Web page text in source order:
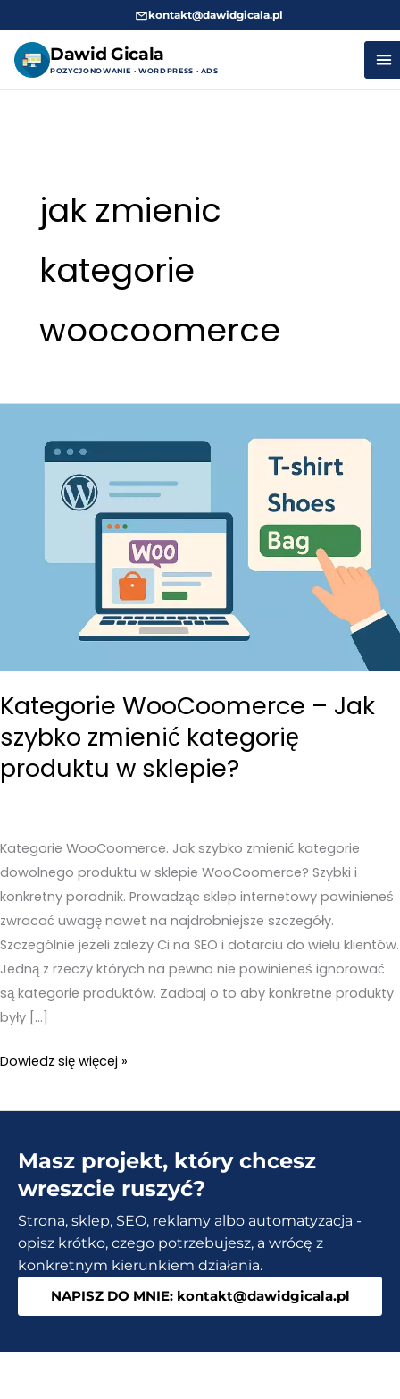
kontakt@dawidgicala.pl
Dawid Gicala
POZYCJONOWANIE · WORDPRESS · ADS
jak zmienic
kategorie
woocoomerce
Kategorie WooCoomerce – Jak
szybko zmienić kategorię
produktu w sklepie?
Kategorie WooCoomerce. Jak szybko zmienić kategorie
dowolnego produktu w sklepie WooCoomerce? Szybki i
konkretny poradnik. Prowadząc sklep internetowy powinieneś
zwracać uwagę nawet na najdrobniejsze szczegóły.
Szczególnie jeżeli zależy Ci na SEO i dotarciu do wielu klientów.
Jedną z rzeczy których na pewno nie powinieneś ignorować
są kategorie produktów. Zadbaj o to aby konkretne produkty
były […]
Kategorie
–
szybko
zmienić
produktu
sklepie?
Dowiedz się więcej »
Masz projekt, który chcesz
wreszcie ruszyć?
Strona, sklep, SEO, reklamy albo automatyzacja -
opisz krótko, czego potrzebujesz, a wrócę z
konkretnym kierunkiem działania.
NAPISZ DO MNIE: kontakt@dawidgicala.pl